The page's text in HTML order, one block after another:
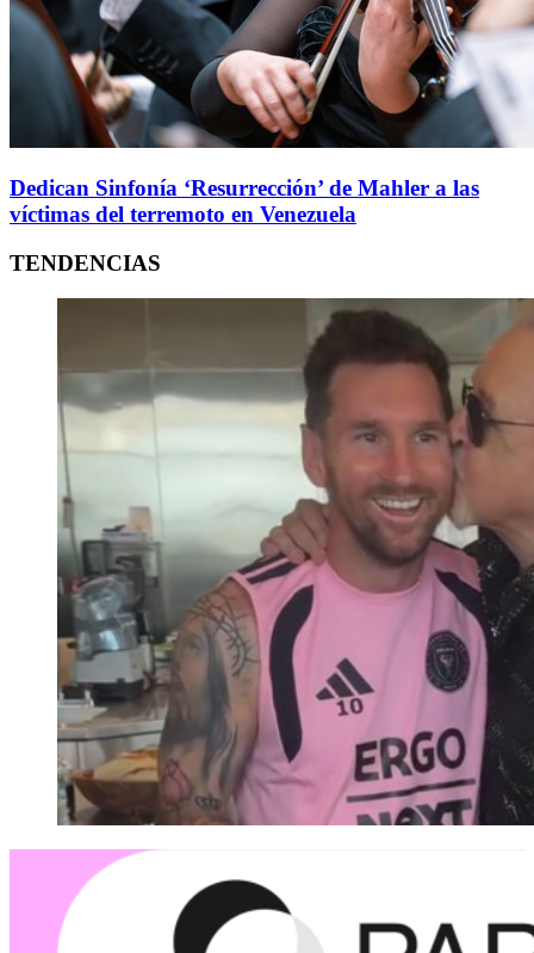
Dedican Sinfonía ‘Resurrección’ de Mahler a las
víctimas del terremoto en Venezuela
TENDENCIAS